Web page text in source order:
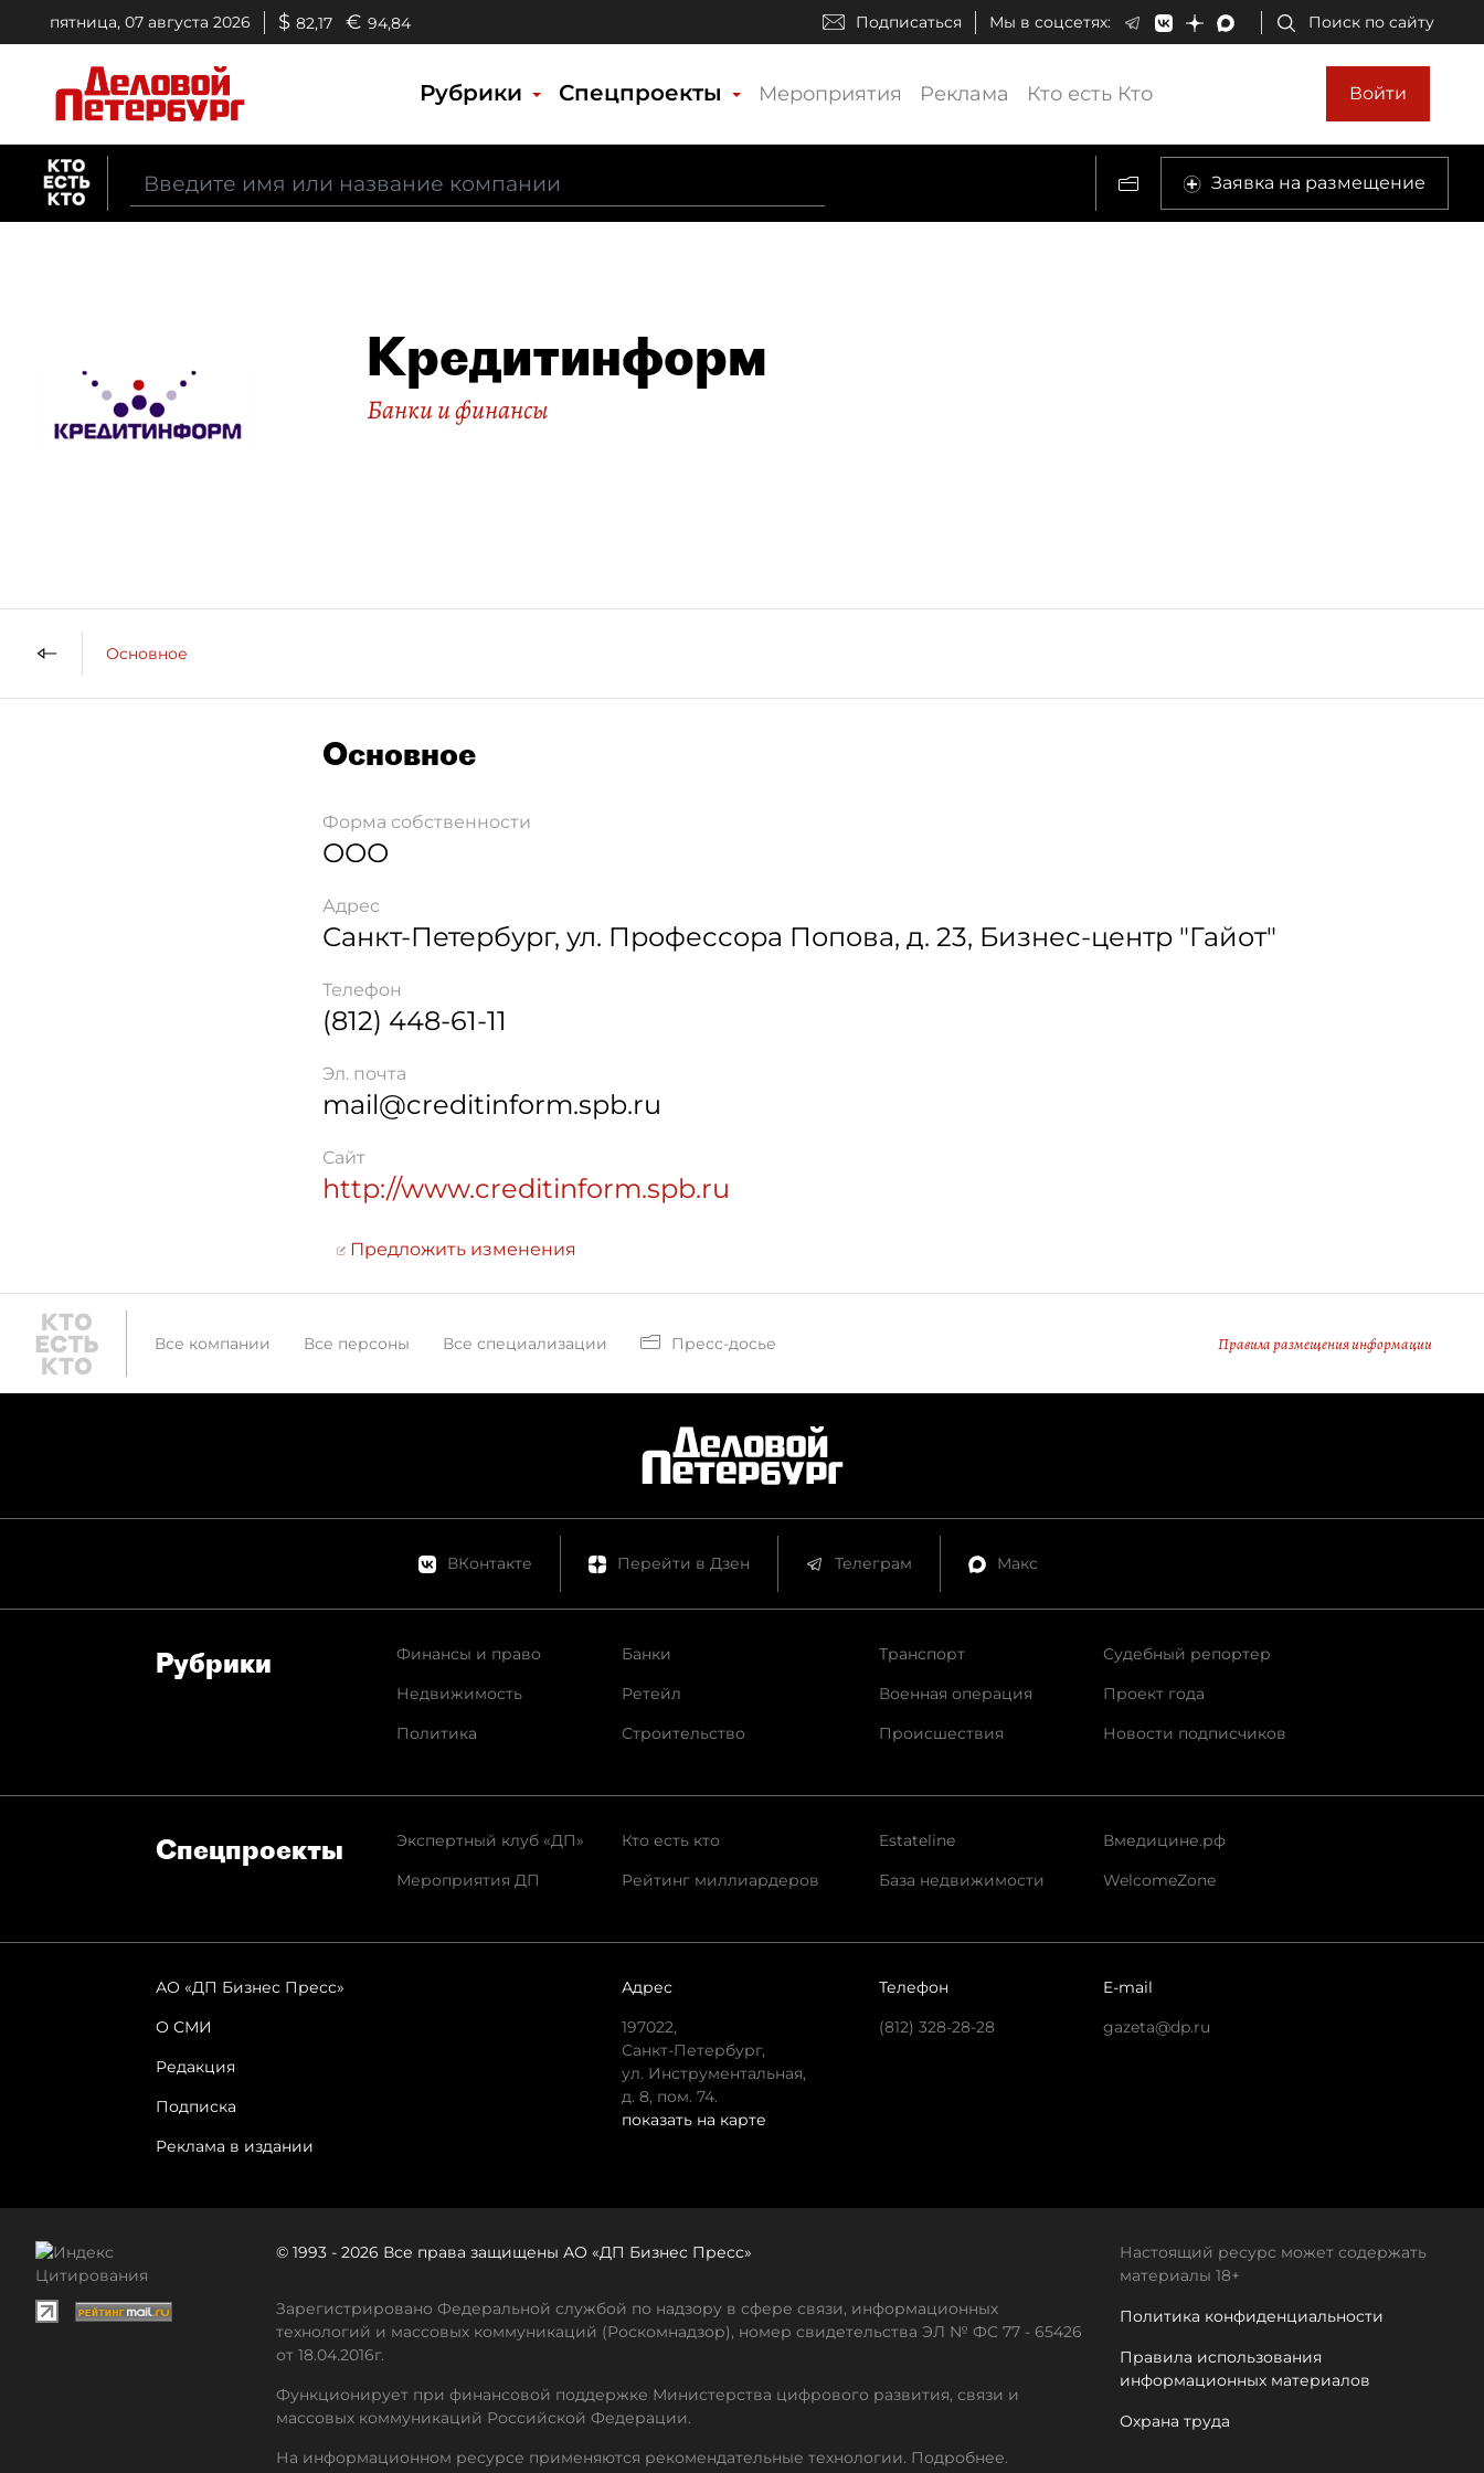
пятница, 07 августа 2026 $ 82,17 € 94,84 Подписаться Мы в соцсетях: Поиск по сайту
Рубрики Спецпроекты Мероприятия Реклама Кто есть Кто Войти
Заявка на размещение
Кредитинформ
Банки и финансы
Основное
Основное
Форма собственности
ООО
Адрес
Санкт-Петербург, ул. Профессора Попова, д. 23, Бизнес-центр "Гайот"
Телефон
(812) 448-61-11
Эл. почта
mail@creditinform.spb.ru
Сайт
http://www.creditinform.spb.ru
Предложить изменения
Все компании Все персоны Все специализации Пресс-досье Правила размещения информации
ВКонтакте Перейти в Дзен Телеграм Макс
Рубрики
Финансы и право
Недвижимость
Политика
Банки
Ретейл
Строительство
Транспорт
Военная операция
Происшествия
Судебный репортер
Проект года
Новости подписчиков
Спец­проекты
Экспертный клуб «ДП»
Мероприятия ДП
Кто есть кто
Рейтинг миллиардеров
Estateline
База недвижимости
Вмедицине.рф
WelcomeZone
АО «ДП Бизнес Пресс»
О СМИ
Редакция
Подписка
Реклама в издании
Адрес
197022,
Санкт-Петербург,
ул. Инструментальная,
д. 8, пом. 74.
показать на карте
Телефон
(812) 328-28-28
E-mail
gazeta@dp.ru
© 1993 - 2026 Все права защищены АО «ДП Бизнес Пресс»
Зарегистрировано Федеральной службой по надзору в сфере связи, информационных
технологий и массовых коммуникаций (Роскомнадзор), номер свидетельства ЭЛ № ФС 77 - 65426
от 18.04.2016г.
Функционирует при финансовой поддержке Министерства цифрового развития, связи и
массовых коммуникаций Российской Федерации.
На информационном ресурсе применяются рекомендательные технологии. Подробнее.
Настоящий ресурс может содержать
материалы 18+
Политика конфиденциальности
Правила использования
информационных материалов
Охрана труда